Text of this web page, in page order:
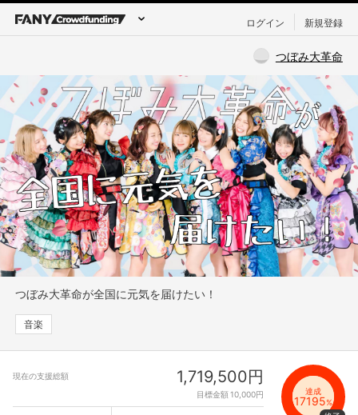
ログイン 新規登録
つぼみ大革命
つぼみ大革命が全国に元気を届けたい！
音楽
現在の支援総額 1,719,500円
目標金額 10,000円 達成
17195%